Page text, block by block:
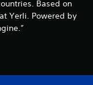
Based on
Yerli. Powered by